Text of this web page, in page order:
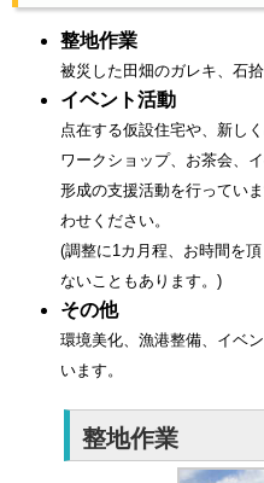
整地作業
被災した田畑のガレキ、石
イベント活動
点在する仮設住宅や、新し
ワークショップ、お茶会、
形成の支援活動を行ってい
わせください。
(調整に1カ月程、お時間を
ないこともあります。)
その他
環境美化、漁港整備、イベ
います。
整地作業